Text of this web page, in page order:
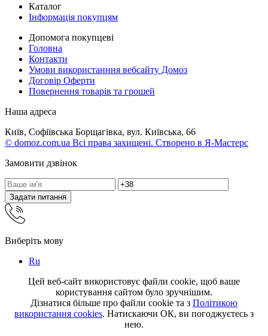
Каталог
Інформація покупцям
Допомога покупцеві
Головна
Контакти
Умови використанння вебсайту Домоз
Договір Оферти
Повернення товарів та грошей
Наша адреса
Київ, Софіївська Борщагівка, вул. Київська, 66
© domoz.com.ua Всі права захищені. Створено в Я-Мастерс
Замовити дзвінок
Задати питання
Виберіть мову
Ru
Цей веб-сайт використовує файли cookie, щоб ваше
користування сайтом було зручнішим.
Дізнатися більше про файли cookie та з Політикою
використання cookies. Натискаючи ОК, ви погоджуєтесь з
нею.